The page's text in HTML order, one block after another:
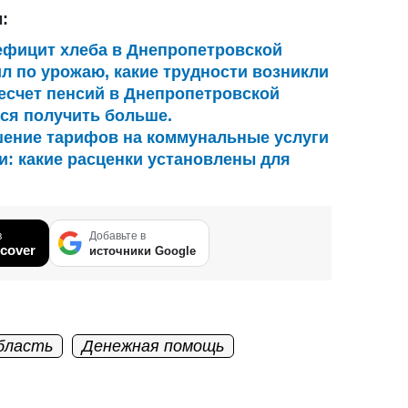
хлеба в Днепропетровской
по урожаю, какие трудности возникли
пенсий в Днепропетровской
получить больше.
тарифов на коммунальные услуги
какие расценки установлены для
Добавьте в
источники Google
Денежная помощь